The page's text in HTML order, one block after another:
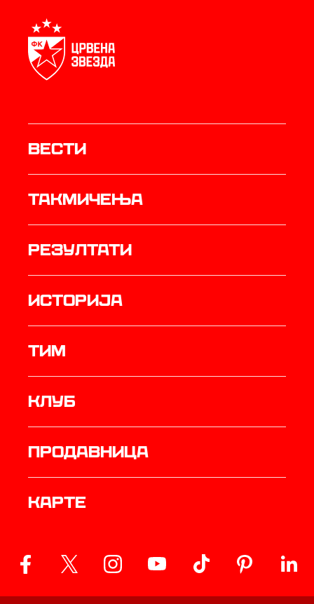
Вести
Такмичења
резултати
историја
ТИМ
Клуб
продавница
Карте